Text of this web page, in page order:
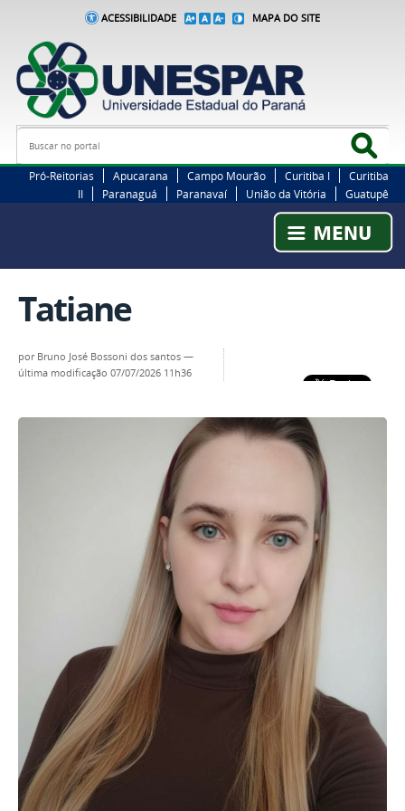
ACESSIBILIDADE MAPA DO SITE
Busca
Pró-Reitorias Apucarana Campo Mourão Curitiba I
Curitiba
II
Paranaguá Paranavaí União da Vitória Guatupê
Tatiane
por Bruno José Bossoni dos santos —
última modificação 07/07/2026 11h36